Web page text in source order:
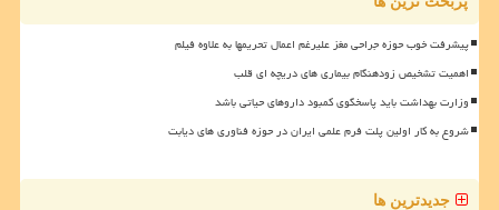
پیشرفت خوب حوزه جراحی مغز علیرغم اعمال تحریمها به علاوه فیلم
اهمیت تشخیص زودهنگام بیماری های دریچه ای قلب
وزارت بهداشت باید پاسخگوی کمبود داروهای حیاتی باشد
شروع به کار اولین پلت فرم علمی ایران در حوزه فناوری های دیابت
جدیدترین ها